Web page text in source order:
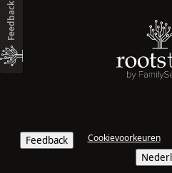
Feedback Cookievoorkeuren
Feedback